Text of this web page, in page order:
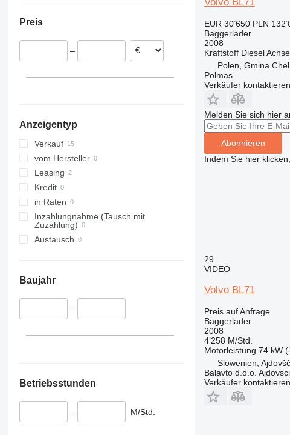
Preis
–
Anzeigentyp
Verkauf
vom Hersteller
Leasing
Kredit
in Raten
Inzahlungnahme (Tausch mit
Zuzahlung)
Austausch
Baujahr
–
Betriebsstunden
– M/Std.
EUR 30’650 PLN
Baggerlader
2008
Kraftstoff Diesel
Polen, Gmina
Polmas
Verkäufer kontaktieren
Melden Sie sich hier
Abonnieren
Indem Sie hier
29
VIDEO
Volvo BL71
Preis auf Anfrage
Baggerlader
2008
4’258 M/Std.
Motorleistung 74 kW
Slowenien,
Balavto d.o.o.
Verkäufer kontaktieren